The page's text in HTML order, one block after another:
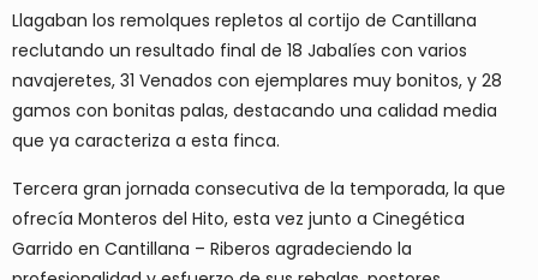
Llagaban los remolques repletos al cortijo de Cantillana
reclutando un resultado final de 18 Jabalíes con varios
navajeretes, 31 Venados con ejemplares muy bonitos, y 28
gamos con bonitas palas, destacando una calidad media
que ya caracteriza a esta finca.
Tercera gran jornada consecutiva de la temporada, la que
ofrecía Monteros del Hito, esta vez junto a Cinegética
Garrido en Cantillana – Riberos agradeciendo la